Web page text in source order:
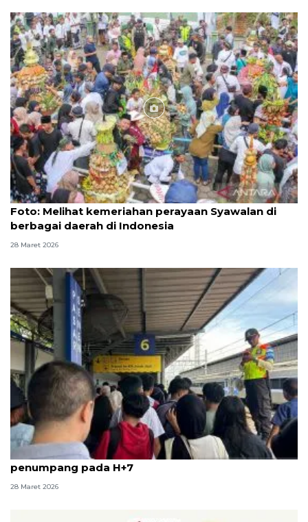
Foto
Foto: Melihat kemeriahan perayaan Syawalan di
berbagai daerah di Indonesia
28 Maret 2026
Stasiun Pasar Senen masih dipadati puluhan ribu
penumpang pada H+7
28 Maret 2026